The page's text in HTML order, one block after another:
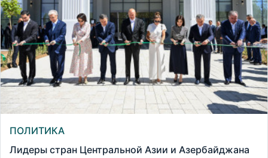
ПОЛИТИКА
Лидеры стран Центральной Азии и Азербайджана